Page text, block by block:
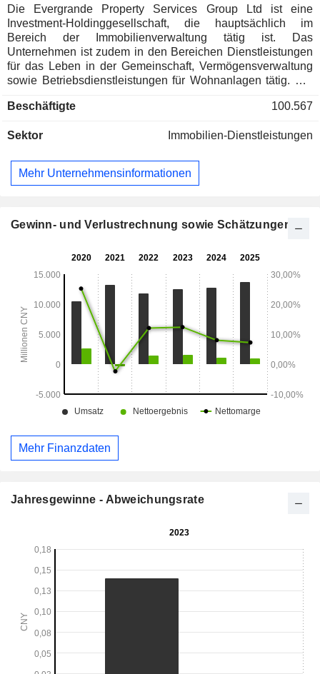
Die Evergrande Property Services Group Ltd ist eine
Investment-Holdinggesellschaft, die hauptsächlich im
Bereich der Immobilienverwaltung tätig ist. Das
Unternehmen ist zudem in den Bereichen Dienstleistungen
für das Leben in der Gemeinschaft, Vermögensverwaltung
sowie Betriebsdienstleistungen für Wohnanlagen tätig. Die
grundlegende Immobilienverwaltungsdienstleistungen
darunter Wohnimmobilien, Bürogebäude,
Eisenbahnanlagen, Industrieparks, städtische öffentliche
Dienstleistungen und andere. Die Dienstleistungen im
Lieferdienste nach Hause sowie weitere Dienstleistungen
Die Dienstleistungen zur Verwaltung von Vermögenswerten
die Vermietung und den Verkauf von Wohnraum sowie
Verwaltungsdienstleistungen für Sport- und
Unterhaltungskomplexe. Die Dienstleistungen im Bereich
des Gemeinschaftsbetriebs umfassen die Verwaltung
öffentlicher Ressourcen sowie weitere Dienstleistungen im
Bereich des Gemeinschaftsbetriebs.
Beschäftigte 100.567
Sektor Immobilien-Dienstleistungen
Mehr Unternehmensinformationen
Gewinn- und Verlustrechnung sowie Schätzungen
Mehr Finanzdaten
Jahresgewinne - Abweichungsrate